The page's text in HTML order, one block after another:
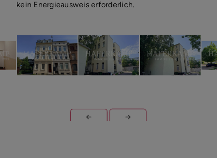
kein Energieausweis erforderlich.